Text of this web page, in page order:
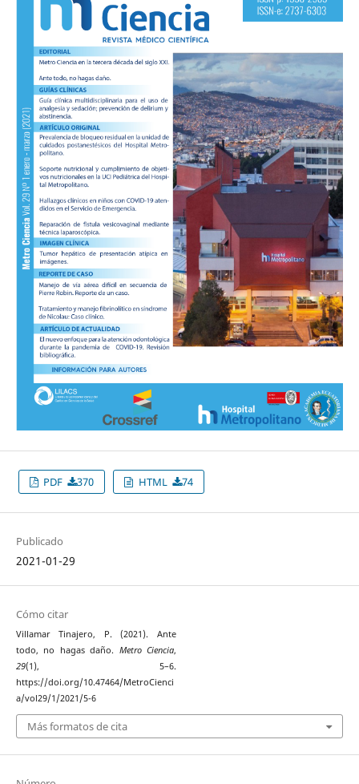
PDF 370 HTML 74
Publicado
2021-01-29
Cómo citar
Villamar Tinajero, P. (2021). Ante
todo, no hagas daño. Metro Ciencia,
29(1), 5–6.
https://doi.org/10.47464/MetroCienci
a/vol29/1/2021/5-6
Más formatos de cita